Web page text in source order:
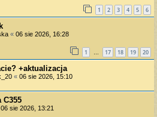
1 2 3 4 5 6
« 06 sie 2026, 16:28
1 … 17 18 19 20
+aktualizacja
« 06 sie 2026, 15:10
C355
06 sie 2026, 13:21